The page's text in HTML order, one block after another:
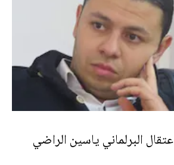
البرلماني ياسين الراضي